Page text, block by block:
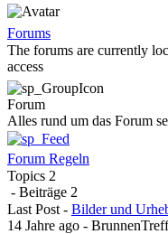
Forums
The forums are currently
access
Forum
Alles rund um das Forum
Forum Regeln
Topics 2
- Beiträge 2
Last Post - Bilder und
14 Jahre ago - BrunnenTreff